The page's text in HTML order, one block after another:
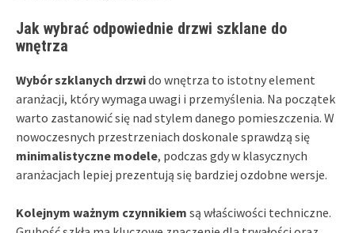
Jak wybrać odpowiednie drzwi szklane do
wnętrza
Wybór szklanych drzwido wnętrza to istotny element
aranżacji, który wymaga uwagi i przemyślenia. Na początek
warto zastanowić się nad stylem danego pomieszczenia. W
nowoczesnych przestrzeniach doskonale sprawdzą się
minimalistyczne modele, podczas gdy w klasycznych
aranżacjach lepiej prezentują się bardziej ozdobne wersje.
Kolejnym ważnym czynnikiem są właściwości techniczne.